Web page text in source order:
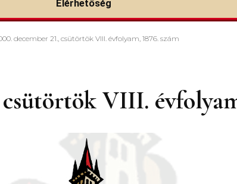
Elérhetőség
december 21., csütörtök VIII. évfolyam, 1876. szám
csütörtök VIII.